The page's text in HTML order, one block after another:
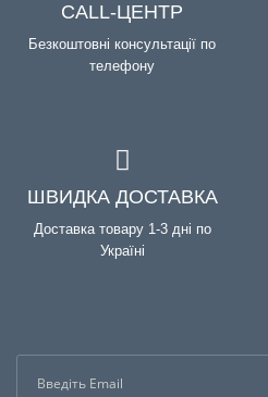
CALL-ЦЕНТР
Безкоштовні консультації по
телефону
ШВИДКА ДОСТАВКА
Доставка товару 1-3 дні по
Україні